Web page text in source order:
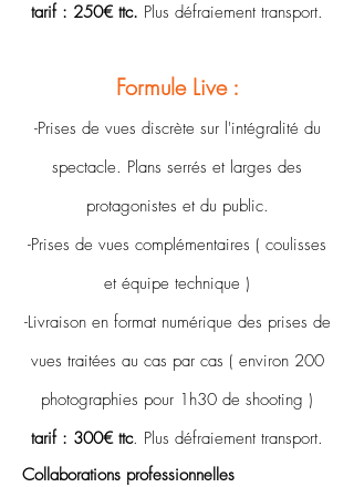
tarif : 250€ ttc. Plus défraiement transport.
Formule Live :
-Prises de vues discrète sur l'intégralité du
spectacle. Plans serrés et larges des
protagonistes et du public.
-Prises de vues complémentaires ( coulisses
et équipe technique )
-Livraison en format numérique des prises de
vues traitées au cas par cas ( environ 200
photographies pour 1h30 de shooting )
tarif : 300€ ttc. Plus défraiement transport.
Collaborations professionnelles